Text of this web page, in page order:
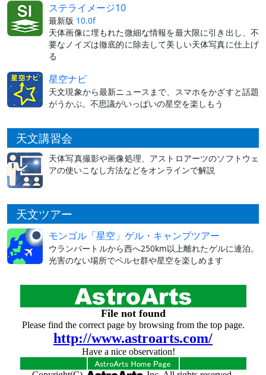
ステライメージ10
最新版 10.0f
天体画像に埋もれた微細な情報を最大限に引き出し、不
要なノイズは徹底的に除去して美しい天体写真に仕上げ
る
星空ナビ
天文現象から最新ニュースまで、スマホをかざすと話題
がうかぶ。不思議がいっぱいの星空を楽しもう
天文講習会
天体写真撮影や画像処理、アストロアーツのソフトウェ
アの使いこなし方法などをオンラインで解説
天文ツアー
モンゴル「星空」ゲル・キャンプツアー
ウランバートルから西へ250km以上離れたゲルに連泊。
光害のない場所でペルセ群や星空を楽しめます